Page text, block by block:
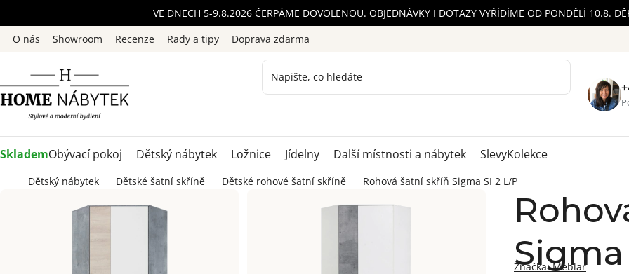
na
obsah
VE DNECH 5-9.8.2026 ČERPÁME DOVOLENOU. OBJEDNÁVKY I DOTAZY VYŘÍDÍME OD PONDĚLÍ 10.8.
O nás
Showroom Recenze Rady a tipy Doprava zdarma
SklademObývací pokoj Dětský nábytek Ložnice Jídelny Další místnosti a nábytek SlevyKolekce
Dětský nábytek Dětské šatní skříně Dětské rohové šatní skříně Rohová šatní skříň Sigma SI 2 L/P
Sigma
Značka:Meblar